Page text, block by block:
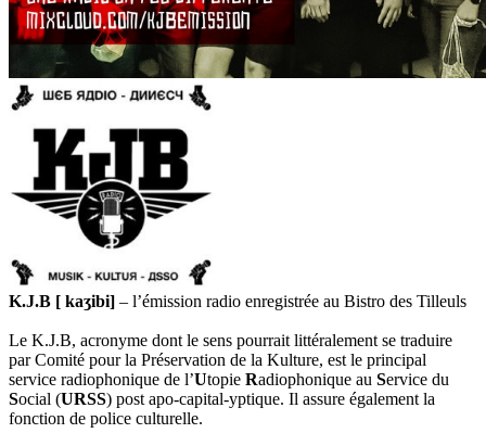
K.J.B [ kaʒibi] – l’émission radio enregistrée au Bistro des Tilleuls
Le K.J.B, acronyme dont le sens pourrait littéralement se traduire
par Comité pour la Préservation de la Kulture, est le principal
service radiophonique de l’Utopie Radiophonique au Service du
Social (URSS) post apo-capital-yptique. Il assure également la
fonction de police culturelle.